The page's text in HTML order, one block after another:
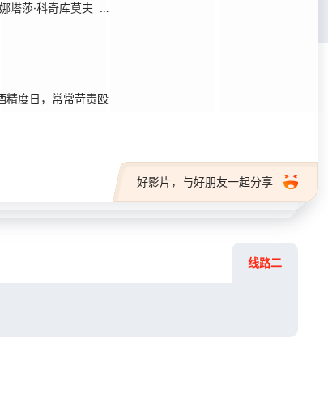
娜塔莎·科奇库莫夫 莫妮卡·布德
度日，常常苛责殴
好影片，与好朋友一起分享
线路二